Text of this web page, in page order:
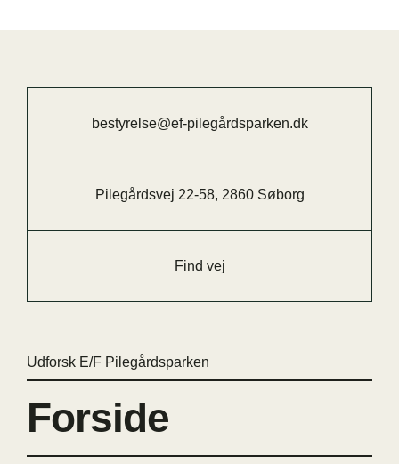
bestyrelse@ef-pilegårdsparken.dk
Pilegårdsvej 22-58, 2860 Søborg
Find vej
Udforsk E/F Pilegårdsparken
Forside